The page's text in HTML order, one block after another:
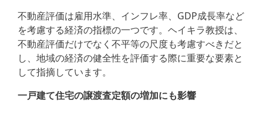
不動産評価は雇用水準、インフレ率、GDP成長率など
を考慮する経済の指標の一つです。ヘイキラ教授は、
不動産評価だけでなく不平等の尺度も考慮すべきだと
し、地域の経済の健全性を評価する際に重要な要素と
して指摘しています。
一戸建て住宅の譲渡査定額の増加にも影響